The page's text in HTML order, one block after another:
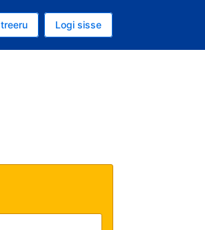
Logi sisse